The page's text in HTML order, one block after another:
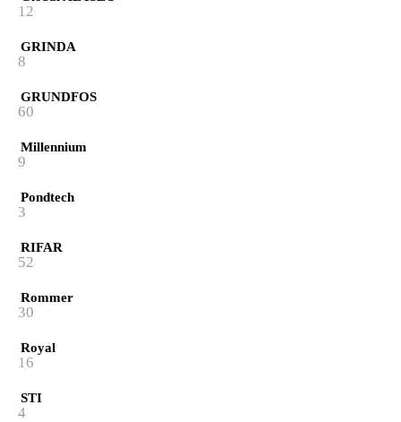
12
GRINDA
8
GRUNDFOS
60
Millennium
9
Pondtech
3
RIFAR
52
Rommer
30
Royal
16
STI
4